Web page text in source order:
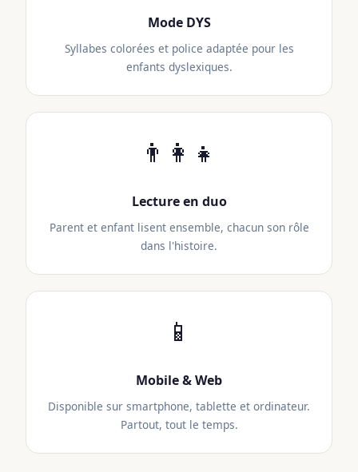
Mode DYS
Syllabes colorées et police adaptée pour les
enfants dyslexiques.
👨‍👩‍👧
Lecture en duo
Parent et enfant lisent ensemble, chacun son rôle
dans l'histoire.
📱
Mobile & Web
Disponible sur smartphone, tablette et ordinateur.
Partout, tout le temps.